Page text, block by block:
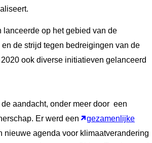
op het gebied van de
de strijd tegen bedreigingen van de
ook diverse initiatieven gelanceerd
aandacht, onder meer door een
Er werd een
gezamenlijke
nieuwe agenda voor klimaatverandering